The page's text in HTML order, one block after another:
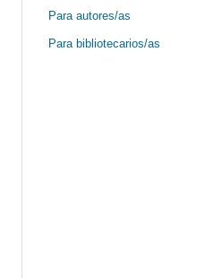
Para autores/as
Para bibliotecarios/as